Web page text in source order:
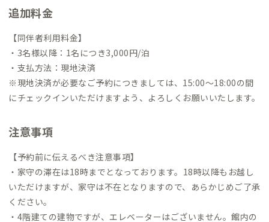
点「Atle DELTA」の運営に取り組んでいます。
4階には私たちのオフィスもあり、日々この場所で仕事をしてい
ます。施設内で見かけた際は、ぜひ気軽に声をかけていただけた
ら嬉しいです。
追加料金
【同伴者利用料金】
・3名様以降：1名につき3,000円/泊
・支払方法：現地決済
※現地決済が必要なご予約につきましては、15:00〜18:00の間
にチェックインいただけますよう、よろしくお願いいたします。
注意事項
【予約前に伝えるべき注意事項】
・家守の滞在は18時までとなっております。18時以降もお越し
いただけますが、家守は不在となりますので、あらかじめご了承
ください。
・4階建ての建物ですが、エレベーターはございません。館内の